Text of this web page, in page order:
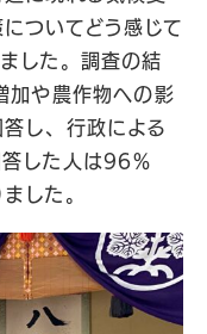
ついてどう感じて
した。調査の結
加や農作物への影
し、行政による
した人は96％
した。